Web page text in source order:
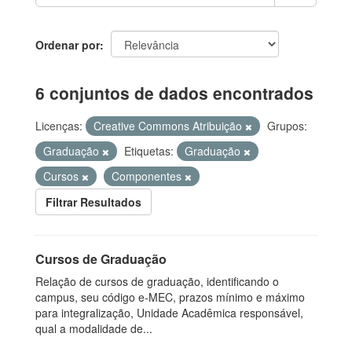
Ordenar por
6 conjuntos de dados encontrados
Licenças: Creative Commons Atribuição
Grupos:
Graduação
Etiquetas:
Graduação
Cursos
Componentes
Filtrar Resultados
Cursos de Graduação
Relação de cursos de graduação, identificando o
campus, seu código e-MEC, prazos mínimo e máximo
para integralização, Unidade Acadêmica responsável,
qual a modalidade de...